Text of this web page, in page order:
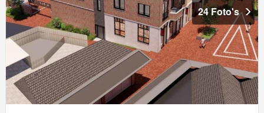
24 Foto's